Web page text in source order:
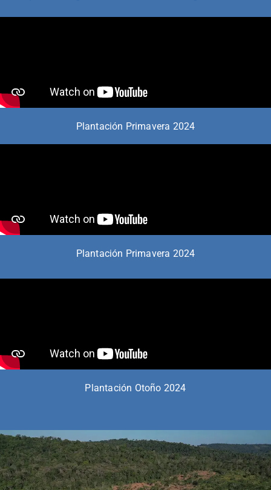
Plantación Primavera 2024
Plantación Primavera 2024
Plantación Otoño 2024